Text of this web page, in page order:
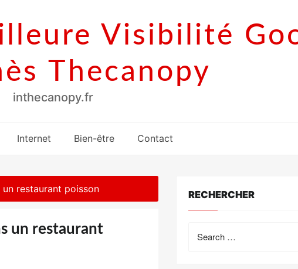
Visibilité
Thecanopy
inthecanopy.fr
Internet Bien-être Contact
restaurant poisson
un restaurant
RECHERCHER
for: